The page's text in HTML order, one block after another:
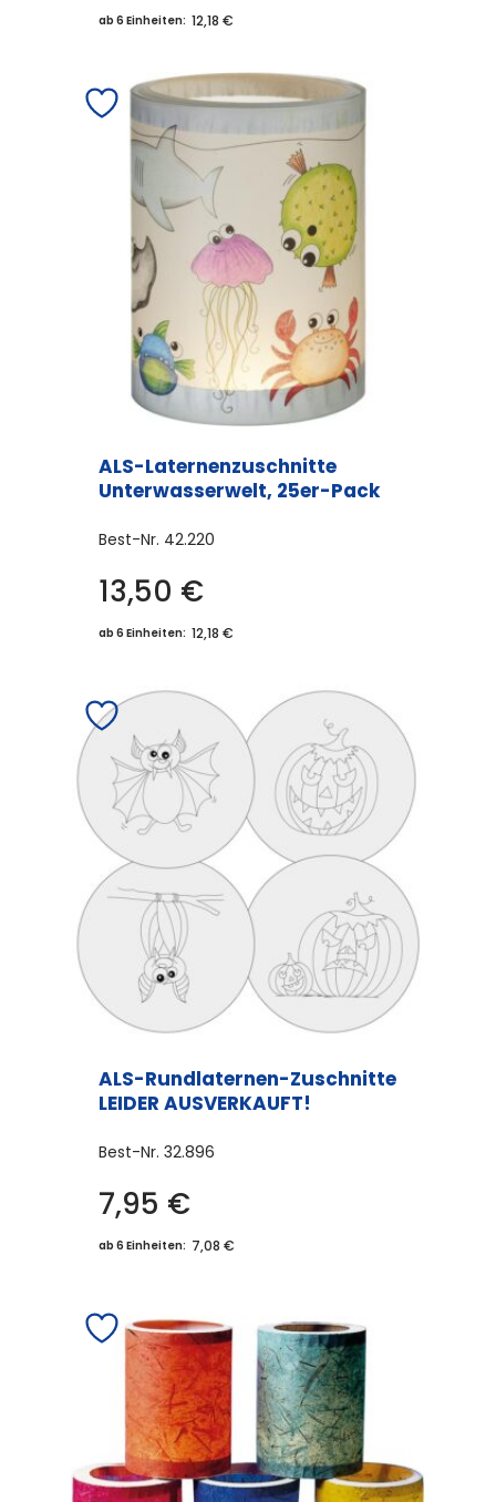
ab 6 Einheiten: 12,18 €
ALS-Laternenzuschnitte
Unterwasserwelt, 25er-Pack
Best-Nr. 42.220
13,50 €
ab 6 Einheiten: 12,18 €
ALS-Rundlaternen-Zuschnitte
LEIDER AUSVERKAUFT!
Best-Nr. 32.896
7,95 €
ab 6 Einheiten: 7,08 €